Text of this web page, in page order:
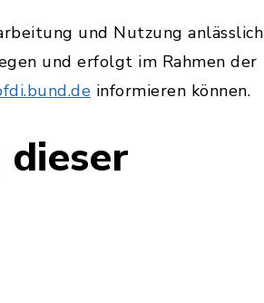
und Nutzung anlässlich
und erfolgt im Rahmen der
informieren können.